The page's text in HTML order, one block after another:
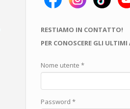
RESTIAMO IN CONTATTO!
PER CONOSCERE GLI
Nome utente *
Password *